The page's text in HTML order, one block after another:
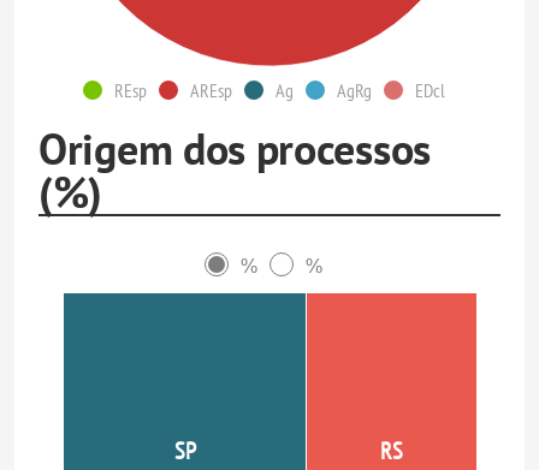
REsp AREsp Ag AgRg EDcl
Origem dos processos
(%)
% %
SP RS